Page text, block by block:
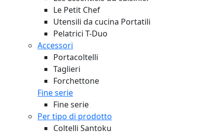
Le Petit Chef
Utensili da cucina Portatili
Pelatrici T-Duo
Accessori
Portacoltelli
Taglieri
Forchettone
Fine serie
Fine serie
Per tipo di prodotto
Coltelli Santoku